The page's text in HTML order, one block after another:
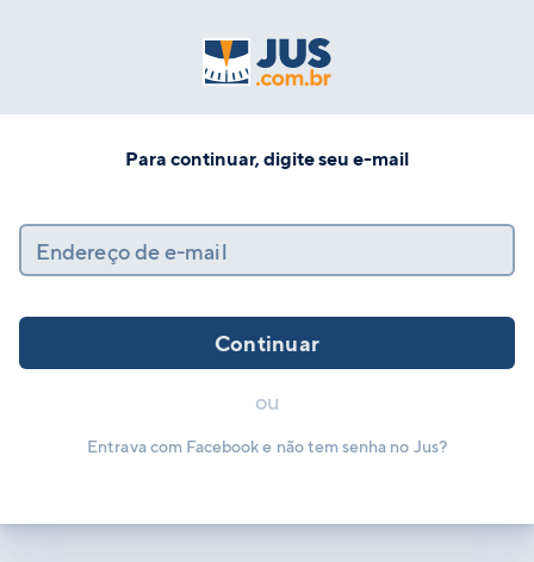
Para continuar, digite seu e-mail
Endereço de e-mail
Continuar
ou
Entrava com Facebook e não tem senha no Jus?